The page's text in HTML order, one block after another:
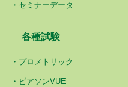
セミナーデータ
各種試験
プロメトリック
ビアソンVUE